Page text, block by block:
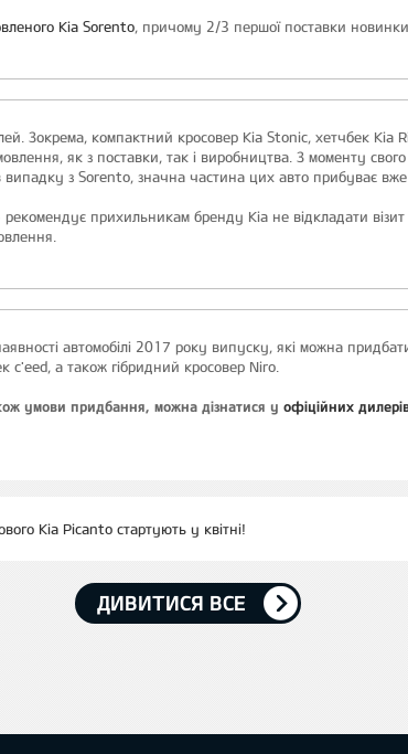
Kia Sorento, причому 2/3 першої поставки
Зокрема, компактний кросовер Kia Stonic, хетчбек Kia
як з поставки, так і виробництва. З моменту свого
з Sorento, значна частина цих авто прибуває вже
прихильникам бренду Kia не відкладати візит
автомобілі 2017 року випуску, які можна
а також гібридний кросовер Niro.
умови придбання, можна дізнатися у офіційних
Kia Picanto стартують у квітні!
ДИВИТИСЯ ВСЕ